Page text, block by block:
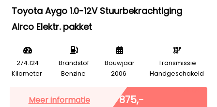
Toyota Aygo 1.0-12V Stuurbekrachtiging
Airco Elektr. pakket
274.124
Kilometer
Brandstof
Benzine
Bouwjaar
2006
Transmissie
Handgeschakeld
Meer informatie € 875,-